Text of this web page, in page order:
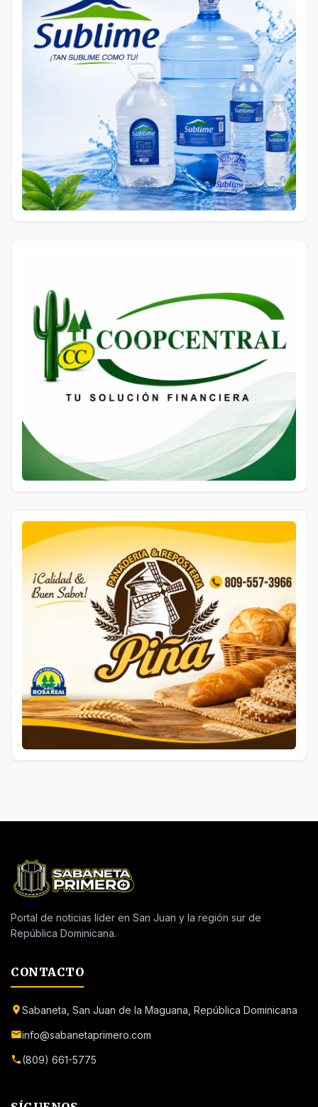
Portal de noticias líder en San Juan y la región sur de
República Dominicana.
CONTACTO
Sabaneta, San Juan de la Maguana, República Dominicana
info@sabanetaprimero.com
(809) 661-5775